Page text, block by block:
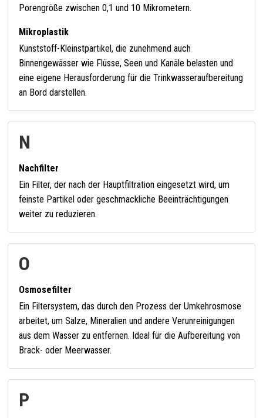
Porengröße zwischen 0,1 und 10 Mikrometern.
Mikroplastik
Kunststoff-Kleinstpartikel, die zunehmend auch
Binnengewässer wie Flüsse, Seen und Kanäle belasten und
eine eigene Herausforderung für die Trinkwasseraufbereitung
an Bord darstellen.
N
Nachfilter
Ein Filter, der nach der Hauptfiltration eingesetzt wird, um
feinste Partikel oder geschmackliche Beeinträchtigungen
weiter zu reduzieren.
O
Osmosefilter
Ein Filtersystem, das durch den Prozess der Umkehrosmose
arbeitet, um Salze, Mineralien und andere Verunreinigungen
aus dem Wasser zu entfernen. Ideal für die Aufbereitung von
Brack- oder Meerwasser.
P